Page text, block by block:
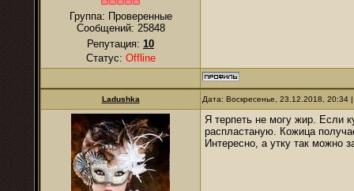
Группа: Проверенные
Сообщений: 25848
Репутация: 10
Статус: Offline
Ladushka Дата: Воскресенье, 23.12.2018,
Я терпеть не могу жир. Если
распластаную. Кожица
Интересно, а утку так можно